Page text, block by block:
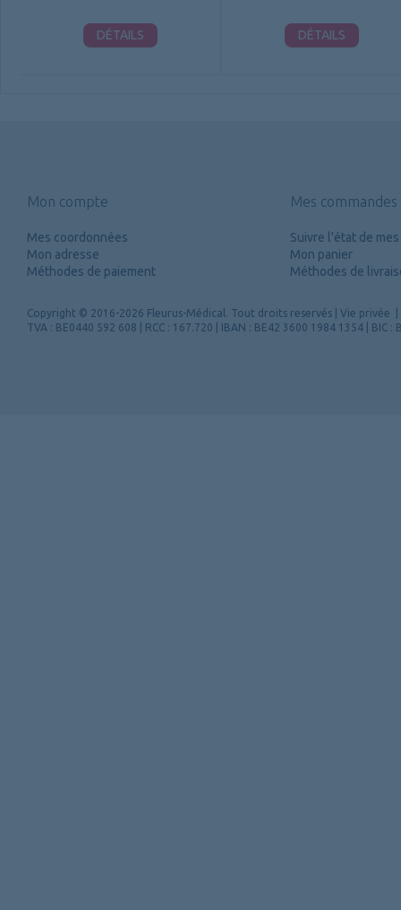
DÉTAILS DÉTAILS
Mon compte
Mes coordonnées
Mon adresse
Méthodes de paiement
Mes commandes
Suivre l'état de
Mon panier
Méthodes de
Copyright © 2016-2026 Fleurus-Médical. Tout droits reservés Vie privée
TVA : BE0440 592 608 | RCC : 167.720 | IBAN : BE42 3600 1984 1354 | BIC :